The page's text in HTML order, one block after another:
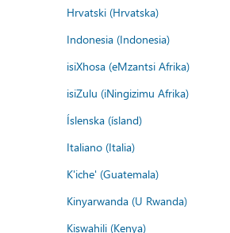
Hrvatski (Hrvatska)
Indonesia (Indonesia)
isiXhosa (eMzantsi Afrika)
isiZulu (iNingizimu Afrika)
Íslenska (ísland)
Italiano (Italia)
K'iche' (Guatemala)
Kinyarwanda (U Rwanda)
Kiswahili (Kenya)